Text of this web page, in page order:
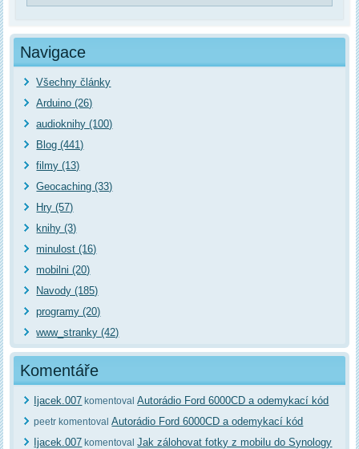
Navigace
Všechny články
Arduino (26)
audioknihy (100)
Blog (441)
filmy (13)
Geocaching (33)
Hry (57)
knihy (3)
minulost (16)
mobilni (20)
Navody (185)
programy (20)
www_stranky (42)
Komentáře
Ijacek.007 komentovalAutorádio Ford 6000CD a odemykací kód
peetr komentovalAutorádio Ford 6000CD a odemykací kód
Ijacek.007 komentovalJak zálohovat fotky z mobilu do Synology